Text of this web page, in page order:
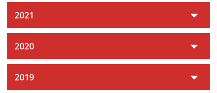
2021
2020
2019